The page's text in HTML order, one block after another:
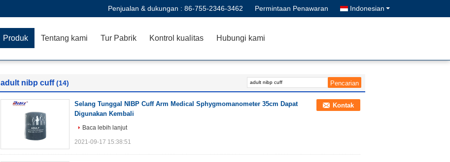
Penjualan & dukungan : 86-755-2346-3462 Permintaan Penawaran Indonesian
Produk Tentang kami Tur Pabrik Kontrol kualitas Hubungi kami
adult nibp cuff (14)
Selang Tunggal NIBP Cuff Arm Medical Sphygmomanometer 35cm Dapat
Digunakan Kembali
Kontak
Baca lebih lanjut
2021-09-17 15:38:51